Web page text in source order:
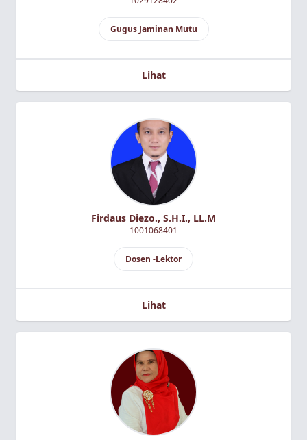
Gugus Jaminan Mutu
Lihat
Firdaus Diezo., S.H.I., LL.M
1001068401
Dosen -Lektor
Lihat